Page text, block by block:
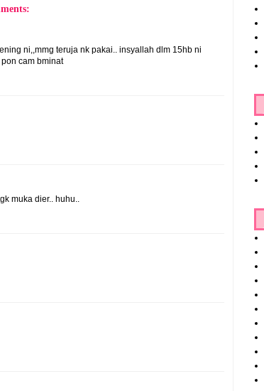
ni,,mmg teruja nk pakai.. insyallah dlm 15hb ni
cam bminat
muka dier.. huhu..